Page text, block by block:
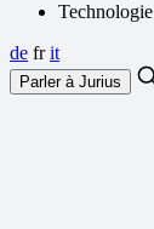
Technologie
de fr it
Parler à Jurius